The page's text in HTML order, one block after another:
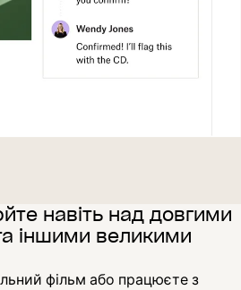
навіть над довгими
іншими великими
фільм або працюєте з